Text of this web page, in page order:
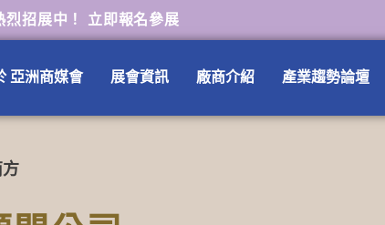
招展中！ 立即報名參展
亞洲商媒會 展會資訊 廠商介紹 產業趨勢論壇